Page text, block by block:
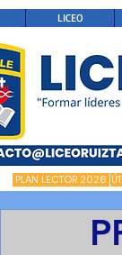
LICEO
PLAN LECTOR 2026